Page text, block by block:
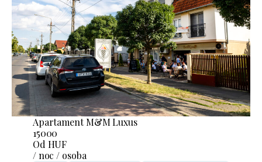
Apartament M&M Luxus
15000
Od HUF
/ noc / osoba